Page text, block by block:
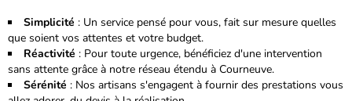
Simplicité : Un service pensé pour vous, fait sur mesure quelles
que soient vos attentes et votre budget.
Réactivité : Pour toute urgence, bénéficiez d'une intervention
sans attente grâce à notre réseau étendu à Courneuve.
Sérénité : Nos artisans s'engagent à fournir des prestations vous